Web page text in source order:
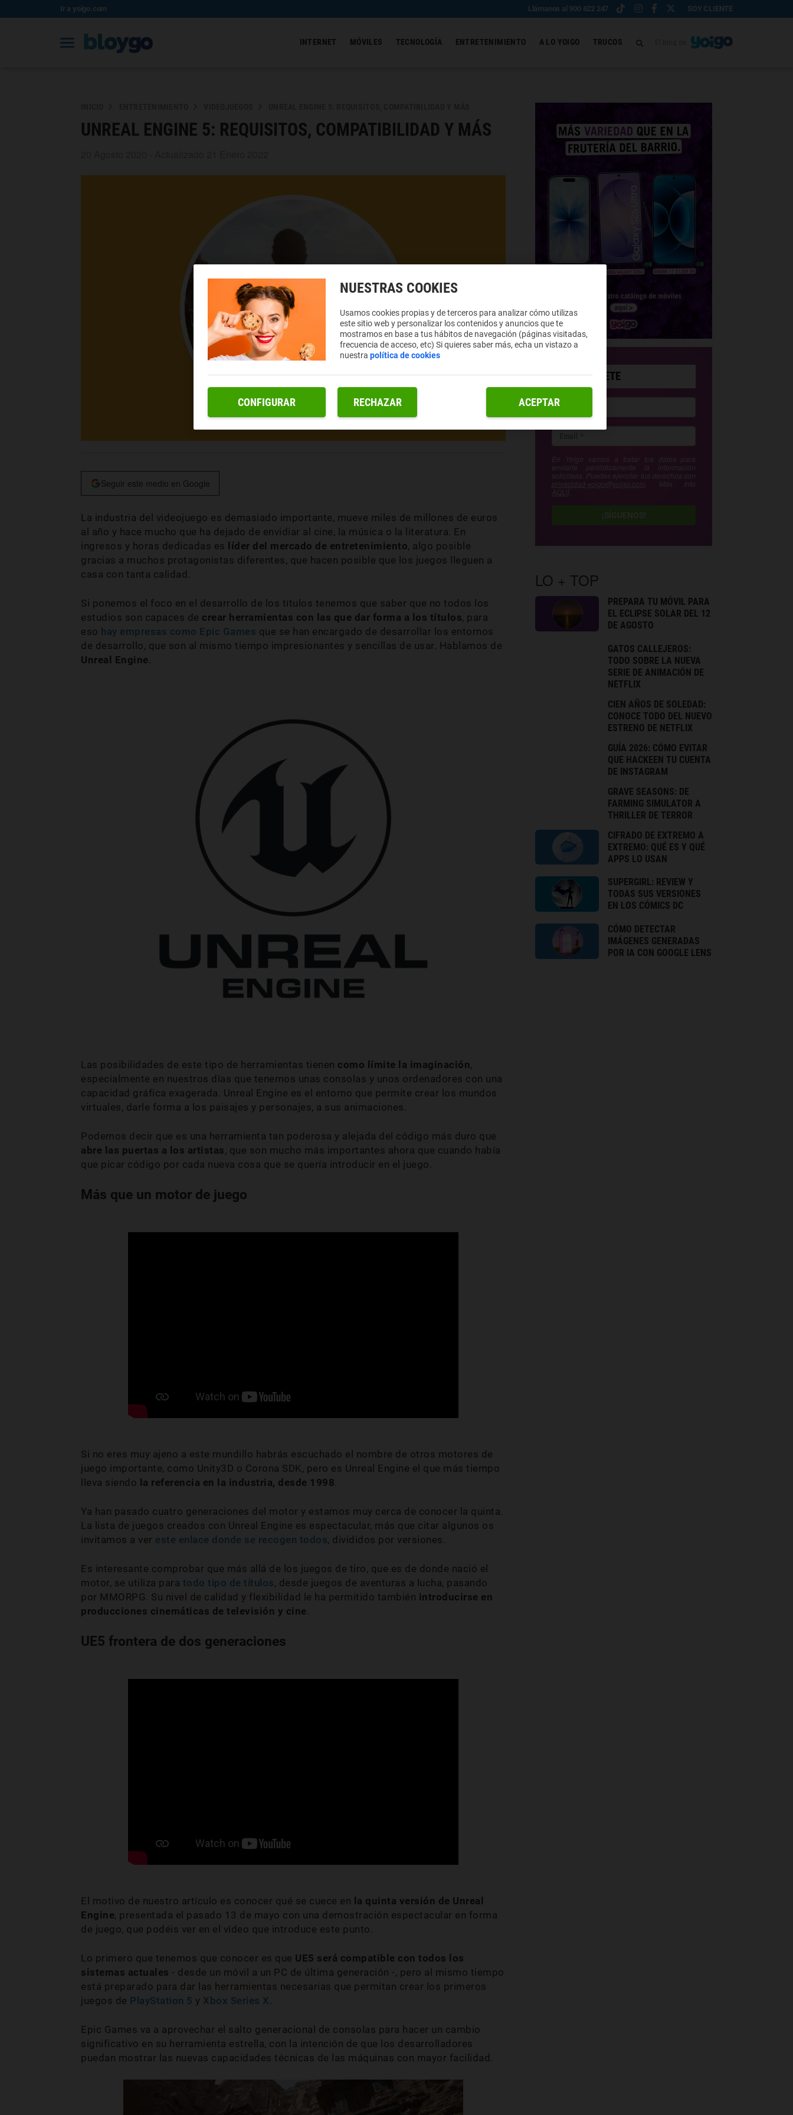
Ir a yoigo.com Llámanos al 900 622 247 SOY CLIENTE
INTERNET MÓVILES TECNOLOGÍA ENTRETENIMIENTO A LO YOIGO TRUCOS
UNREAL ENGINE 5: REQUISITOS, COMPATIBILIDAD Y MÁS
Seguir este medio en Google
La industria del videojuego es demasiado importante, mueve miles de millones de euros
al año y hace mucho que ha dejado de envidiar al cine, la música o la literatura. En
ingresos y horas dedicadas es líder del mercado de entretenimiento, algo posible
gracias a muchos protagonistas diferentes, que hacen posible que los juegos lleguen a
casa con tanta calidad.
Si ponemos el foco en el desarrollo de los títulos tenemos que saber que no todos los
estudios son capaces de crear herramientas con las que dar forma a los títulos, para
eso hay empresas como Epic Games que se han encargado de desarrollar los entornos
de desarrollo, que son al mismo tiempo impresionantes y sencillas de usar. Hablamos de
Unreal Engine
Las posibilidades de este tipo de herramientas tienen como límite la imaginación,
especialmente en nuestros días que tenemos unas consolas y unos ordenadores con una
capacidad gráfica exagerada. Unreal Engine es el entorno que permite crear los mundos
virtuales, darle forma a los paisajes y personajes, a sus animaciones.
Podemos decir que es una herramienta tan poderosa y alejada del código más duro que
abre las puertas a los artistas, que son mucho más importantes ahora que cuando había
que picar código por cada nueva cosa que se quería introducir en el juego.
Más que un motor de juego
Si no eres muy ajeno a este mundillo habrás escuchado el nombre de otros motores de
juego importante, como Unity3D o Corona SDK, pero es Unreal Engine el que más tiempo
lleva siendo la referencia en la industria, desde 1998
Ya han pasado cuatro generaciones del motor y estamos muy cerca de conocer la quinta.
La lista de juegos creados con Unreal Engine es espectacular, más que citar algunos os
invitamos a ver este enlace donde se recogen todos, divididos por versiones.
Es interesante comprobar que más allá de los juegos de tiro, que es de donde nació el
motor, se utiliza para todo tipo de títulos, desde juegos de aventuras a lucha, pasando
por MMORPG. Su nivel de calidad y flexibilidad le ha permitido también introducirse en
producciones cinemáticas de televisión y cine
UE5 frontera de dos generaciones
El motivo de nuestro artículo es conocer qué se cuece en la quinta versión de Unreal
Engine, presentada el pasado 13 de mayo con una demostración espectacular en forma
de juego, que podéis ver en el vídeo que introduce este punto.
Lo primero que tenemos que conocer es que UE5 será compatible con todos los
sistemas actuales - desde un móvil a un PC de última generación -, pero al mismo tiempo
está preparado para dar las herramientas necesarias que permitan crear los primeros
juegos de PlayStation 5 y Xbox Series X
Epic Games va a aprovechar el salto generacional de consolas para hacer un cambio
significativo en su herramienta estrella, con la intención de que los desarrolladores
puedan mostrar las nuevas capacidades técnicas de las máquinas con mayor facilidad.
SUSCRÍBETE
En Yoigo vamos a tratar tus datos para
enviarte periódicamente la información
solicitada. Puedes ejercitar tus derechos con
privacidad-yoigo@yoigo.com . Más Info
AQUÍ
¡SÍGUENOS!
LO + TOP
PREPARA TU MÓVIL PARA
EL ECLIPSE SOLAR DEL 12
DE AGOSTO
GATOS CALLEJEROS:
TODO SOBRE LA NUEVA
SERIE DE ANIMACIÓN DE
NETFLIX
CIEN AÑOS DE SOLEDAD:
CONOCE TODO DEL NUEVO
ESTRENO DE NETFLIX
GUÍA 2026: CÓMO EVITAR
QUE HACKEEN TU CUENTA
DE INSTAGRAM
GRAVE SEASONS: DE
FARMING SIMULATOR A
THRILLER DE TERROR
CIFRADO DE EXTREMO A
EXTREMO: QUÉ ES Y QUÉ
APPS LO USAN
SUPERGIRL: REVIEW Y
TODAS SUS VERSIONES
EN LOS CÓMICS DC
CÓMO DETECTAR
IMÁGENES GENERADAS
POR IA CON GOOGLE LENS
NUESTRAS COOKIES
Usamos cookies propias y de terceros para analizar cómo utilizas
este sitio web y personalizar los contenidos y anuncios que te
mostramos en base a tus hábitos de navegación (páginas visitadas,
frecuencia de acceso, etc) Si quieres saber más, echa un vistazo a
nuestrapolítica de cookies
RECHAZAR ACEPTAR
CONFIGURAR